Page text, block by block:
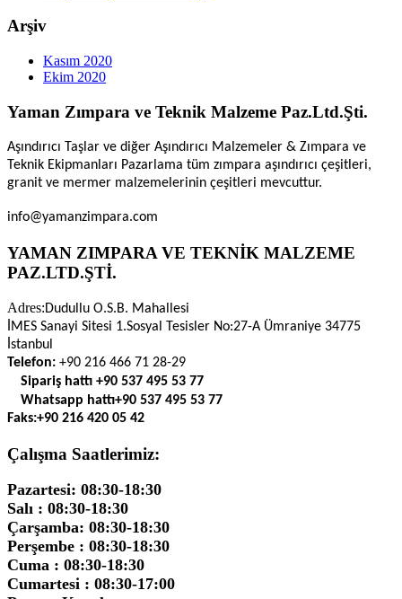
Arşiv
Kasım 2020
Ekim 2020
Yaman Zımpara ve Teknik Malzeme Paz.Ltd.Şti.
Aşındırıcı Taşlar ve diğer Aşındırıcı Malzemeler & Zımpara ve
Teknik Ekipmanları Pazarlama tüm zımpara aşındırıcı çeşitleri,
granit ve mermer malzemelerinin çeşitleri mevcuttur.
info@yamanzimpara.com
YAMAN ZIMPARA VE TEKNİK MALZEME
PAZ.LTD.ŞTİ.
Adres:Dudullu O.S.B. Mahallesi
İMES Sanayi Sitesi 1.Sosyal Tesisler No:27-A Ümraniye 34775
İstanbul
Telefon: +90 216 466 71 28-29
Sipariş hattı +90 537 495 53 77
Whatsapp hattı+90 537 495 53 77
Faks:+90 216 420 05 42
Çalışma Saatlerimiz:
Pazartesi: 08:30-18:30
Salı : 08:30-18:30
Çarşamba: 08:30-18:30
Perşembe : 08:30-18:30
Cuma : 08:30-18:30
Cumartesi : 08:30-17:00